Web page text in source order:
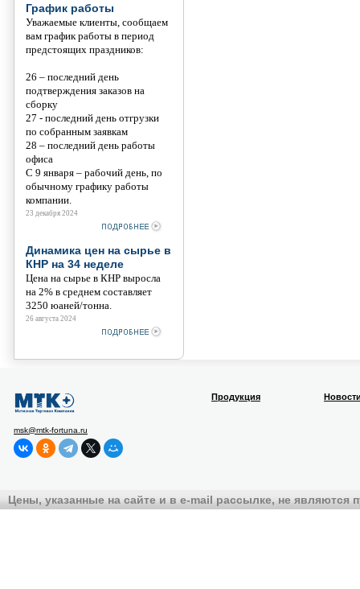
График работы
Уважаемые клиенты, сообщаем
вам график работы в период
предстоящих праздников:
26 – последний день
подтверждения заказов на
сборку
27 - последний день отгрузки
по собранным заявкам
28 – последний день работы
офиса
С 9 января – рабочий день, по
обычному графику работы
компании.
23 декабря 2024
Динамика цен на сырье в
КНР на 34 неделе
Цена на сырье в КНР выросла
на 2% в среднем составляет
3250 юаней/тонна.
26 августа 2024
msk@mtk-fortuna.ru
Продукция
Цены, указанные на сайте и в e-mail рассылке, не являются